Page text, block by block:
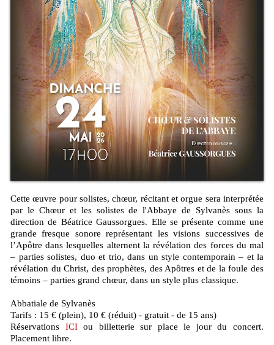
Cette œuvre pour solistes, chœur, récitant et orgue sera interprétée
par le Chœur et les solistes de l'Abbaye de Sylvanès sous la
direction de Béatrice Gaussorgues. Elle se présente comme une
grande fresque sonore représentant les visions successives de
l’Apôtre dans lesquelles alternent la révélation des forces du mal
– parties solistes, duo et trio, dans un style contemporain – et la
révélation du Christ, des prophètes, des Apôtres et de la foule des
témoins – parties grand chœur, dans un style plus classique.
Abbatiale de Sylvanès
Tarifs : 15 € (plein), 10 € (réduit) - gratuit - de 15 ans)
Réservations ICIou billetterie sur place le jour du concert.
Placement libre.